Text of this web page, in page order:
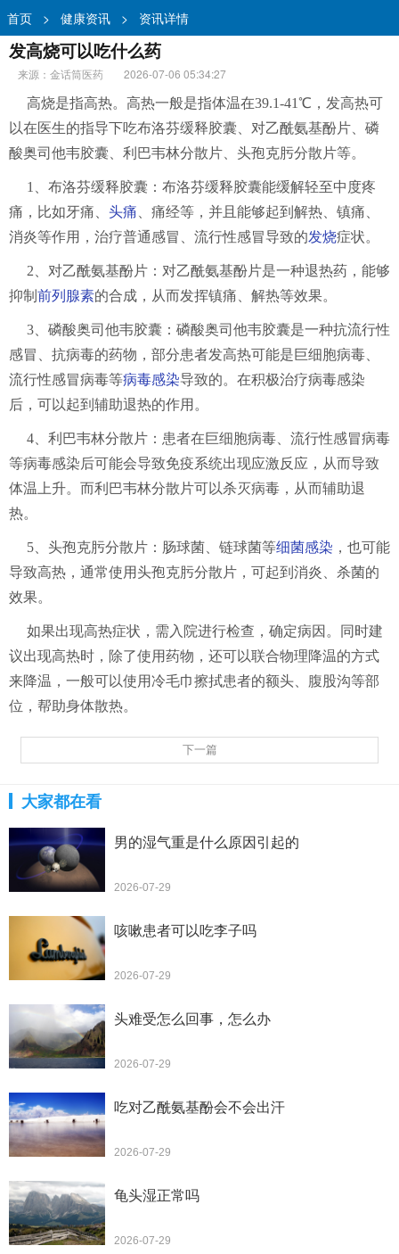
首页 > 健康资讯 > 资讯详情
发高烧可以吃什么药
来源：金话筒医药
2026-07-06 05:34:27
高烧是指高热。高热一般是指体温在39.1-41℃，发高热可
以在医生的指导下吃布洛芬缓释胶囊、对乙酰氨基酚片、磷
酸奥司他韦胶囊、利巴韦林分散片、头孢克肟分散片等。
1、布洛芬缓释胶囊：布洛芬缓释胶囊能缓解轻至中度疼
痛，比如牙痛、 头痛 、痛经等，并且能够起到解热、镇痛、
消炎等作用，治疗普通感冒、流行性感冒导致的发烧症状。
2、对乙酰氨基酚片：对乙酰氨基酚片是一种退热药，能够
抑制 前列腺素的合成，从而发挥镇痛、解热等效果。
3、磷酸奥司他韦胶囊：磷酸奥司他韦胶囊是一种抗流行性
感冒、抗病毒的药物，部分患者发高热可能是巨细胞病毒、
流行性感冒病毒等病毒感染导致的。在积极治疗病毒感染
后，可以起到辅助退热的作用。
4、利巴韦林分散片：患者在巨细胞病毒、流行性感冒病毒
等病毒感染后可能会导致免疫系统出现应激反应，从而导致
体温上升。而利巴韦林分散片可以杀灭病毒，从而辅助退
热。
5、头孢克肟分散片：肠球菌、链球菌等细菌感染 ，也可能
导致高热，通常使用头孢克肟分散片，可起到消炎、杀菌的
效果。
如果出现高热症状，需入院进行检查，确定病因。同时建
议出现高热时，除了使用药物，还可以联合物理降温的方式
来降温，一般可以使用冷毛巾擦拭患者的额头、腹股沟等部
位，帮助身体散热。
下一篇
大家都在看
男的湿气重是什么原因引起的
2026-07-29
咳嗽患者可以吃李子吗
2026-07-29
头难受怎么回事，怎么办
2026-07-29
吃对乙酰氨基酚会不会出汗
2026-07-29
龟头湿正常吗
2026-07-29